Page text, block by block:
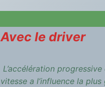
Avec le driver
L’accélération
vitesse a l’influence la